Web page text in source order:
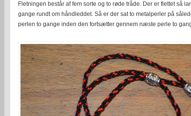
kumihimo
Fletningen består af fem sorte og to røde tråde. Der er flettet så
gange rundt om håndleddet. Så er der sat to metalperler på
perlen to gange inden den fortsætter gennem næste perle to